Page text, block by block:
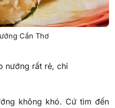
Cần Thơ
nướng rất rẻ, chỉ
không khó. Cứ tìm đến